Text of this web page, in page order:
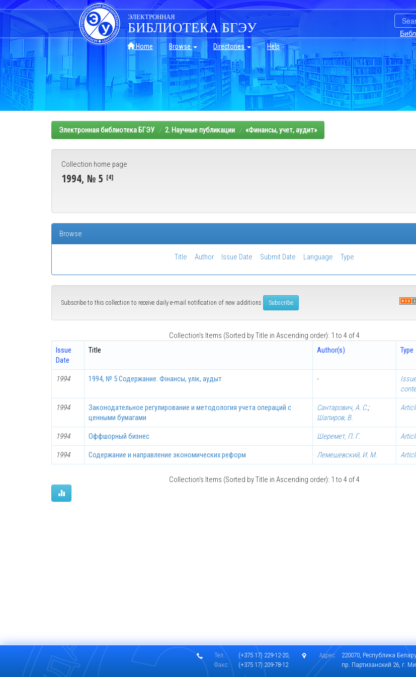
Skip
navigation
ЭЛЕКТРОННАЯ
БИБЛИОТЕКА БГЭУ
Home Browse Directories Help
Электронная библиотека БГЭУ 2. Научные публикации «Финансы, учет, аудит»
Collection home page
1994, № 5 [4]
Browse
Title Author Issue Date Submit Date Language Type
Subscribe to this collection to receive daily e-mail notification of new additions
Collection's Items (Sorted by Title in Ascending order): 1 to 4 of 4
Issue
Date
Title Author(s) Type
1994 1994, № 5 Содержание. Фінансы, улік, аудыт -
1994
Законодательное регулирование и методология учета операций с
ценными бумагами
Сантарович, А. С.;
Шапиров, В.
1994 Оффшорный бизнес Шеремет, П. Г.
1994 Содержание и направление экономических реформ Лемешевский, И. М.
Collection's Items (Sorted by Title in Ascending order): 1 to 4 of 4
Тел.:
(+375 17) 229-12-20,
Факс:
(+375 17) 209-78-12
Адрес:
220070, Республика
пр. Партизанский 26, г.